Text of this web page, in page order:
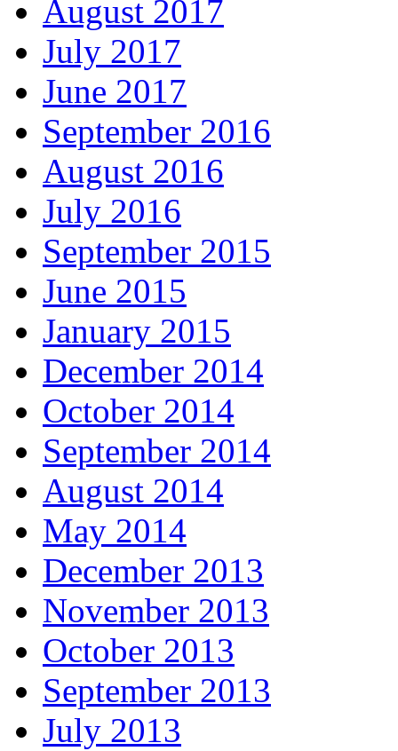
August 2017
July 2017
June 2017
September 2016
August 2016
July 2016
September 2015
June 2015
January 2015
December 2014
October 2014
September 2014
August 2014
May 2014
December 2013
November 2013
October 2013
September 2013
July 2013